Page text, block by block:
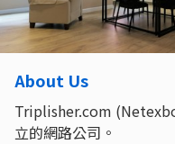
About Us
Triplisher.com
立的網路公司。